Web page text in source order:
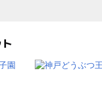
・フラワーパー